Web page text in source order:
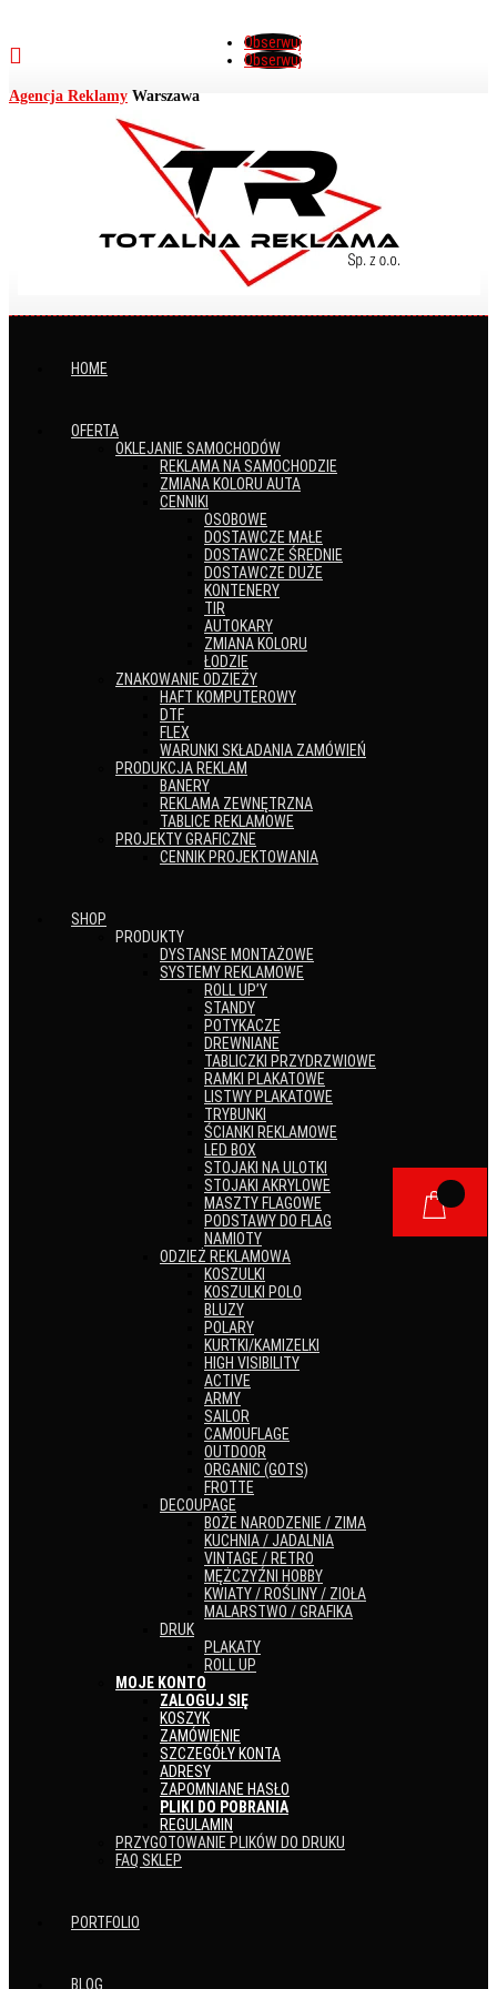

Agencja Reklamy Warszawa
Obserwuj
Obserwuj
HOME
OFERTA
OKLEJANIE SAMOCHODÓW
REKLAMA NA SAMOCHODZIE
ZMIANA KOLORU AUTA
CENNIKI
OSOBOWE
DOSTAWCZE MAŁE
DOSTAWCZE ŚREDNIE
DOSTAWCZE DUŻE
KONTENERY
TIR
AUTOKARY
ZMIANA KOLORU
ŁODZIE
ZNAKOWANIE ODZIEŻY
HAFT KOMPUTEROWY
DTF
FLEX
WARUNKI SKŁADANIA ZAMÓWIEŃ
PRODUKCJA REKLAM
BANERY
REKLAMA ZEWNĘTRZNA
TABLICE REKLAMOWE
PROJEKTY GRAFICZNE
CENNIK PROJEKTOWANIA
SHOP
PRODUKTY
DYSTANSE MONTAŻOWE
SYSTEMY REKLAMOWE
ROLL UP’Y
STANDY
POTYKACZE
DREWNIANE
TABLICZKI PRZYDRZWIOWE
RAMKI PLAKATOWE
LISTWY PLAKATOWE
TRYBUNKI
ŚCIANKI REKLAMOWE
LED BOX
STOJAKI NA ULOTKI
STOJAKI AKRYLOWE
MASZTY FLAGOWE
PODSTAWY DO FLAG
NAMIOTY
ODZIEŻ REKLAMOWA
KOSZULKI
KOSZULKI POLO
BLUZY
POLARY
KURTKI/KAMIZELKI
HIGH VISIBILITY
ACTIVE
ARMY
SAILOR
CAMOUFLAGE
OUTDOOR
ORGANIC (GOTS)
FROTTE
DECOUPAGE
BOŻE NARODZENIE / ZIMA
KUCHNIA / JADALNIA
VINTAGE / RETRO
MĘŻCZYŹNI HOBBY
KWIATY / ROŚLINY / ZIOŁA
MALARSTWO / GRAFIKA
DRUK
PLAKATY
ROLL UP
MOJE KONTO
ZALOGUJ SIĘ
KOSZYK
ZAMÓWIENIE
SZCZEGÓŁY KONTA
ADRESY
ZAPOMNIANE HASŁO
PLIKI DO POBRANIA
REGULAMIN
PRZYGOTOWANIE PLIKÓW DO DRUKU
FAQ SKLEP
PORTFOLIO
BLOG